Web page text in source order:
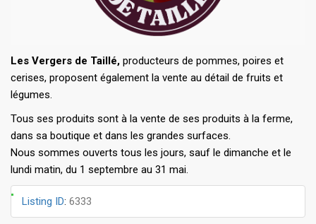
Les Vergers de Taillé, producteurs de pommes, poires et
cerises, proposent également la vente au détail de fruits et
légumes.
Tous ses produits sont à la vente de ses produits à la ferme,
dans sa boutique et dans les grandes surfaces.
Nous sommes ouverts tous les jours, sauf le dimanche et le
lundi matin, du 1 septembre au 31 mai.
Listing ID: 6333